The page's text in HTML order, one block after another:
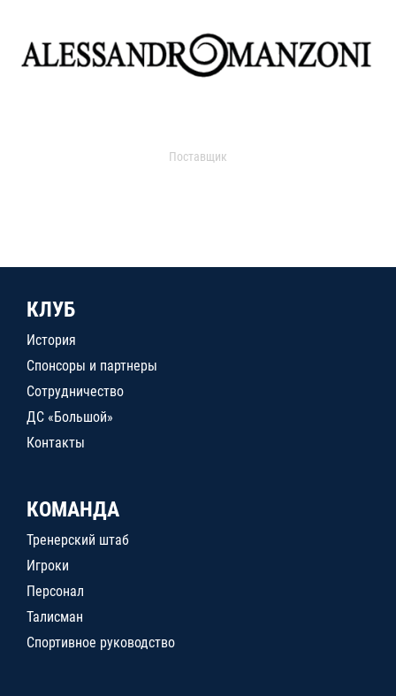
Поставщик
КЛУБ
История
Спонсоры и партнеры
Сотрудничество
ДС «Большой»
Контакты
КОМАНДА
Тренерский штаб
Игроки
Персонал
Талисман
Спортивное руководство